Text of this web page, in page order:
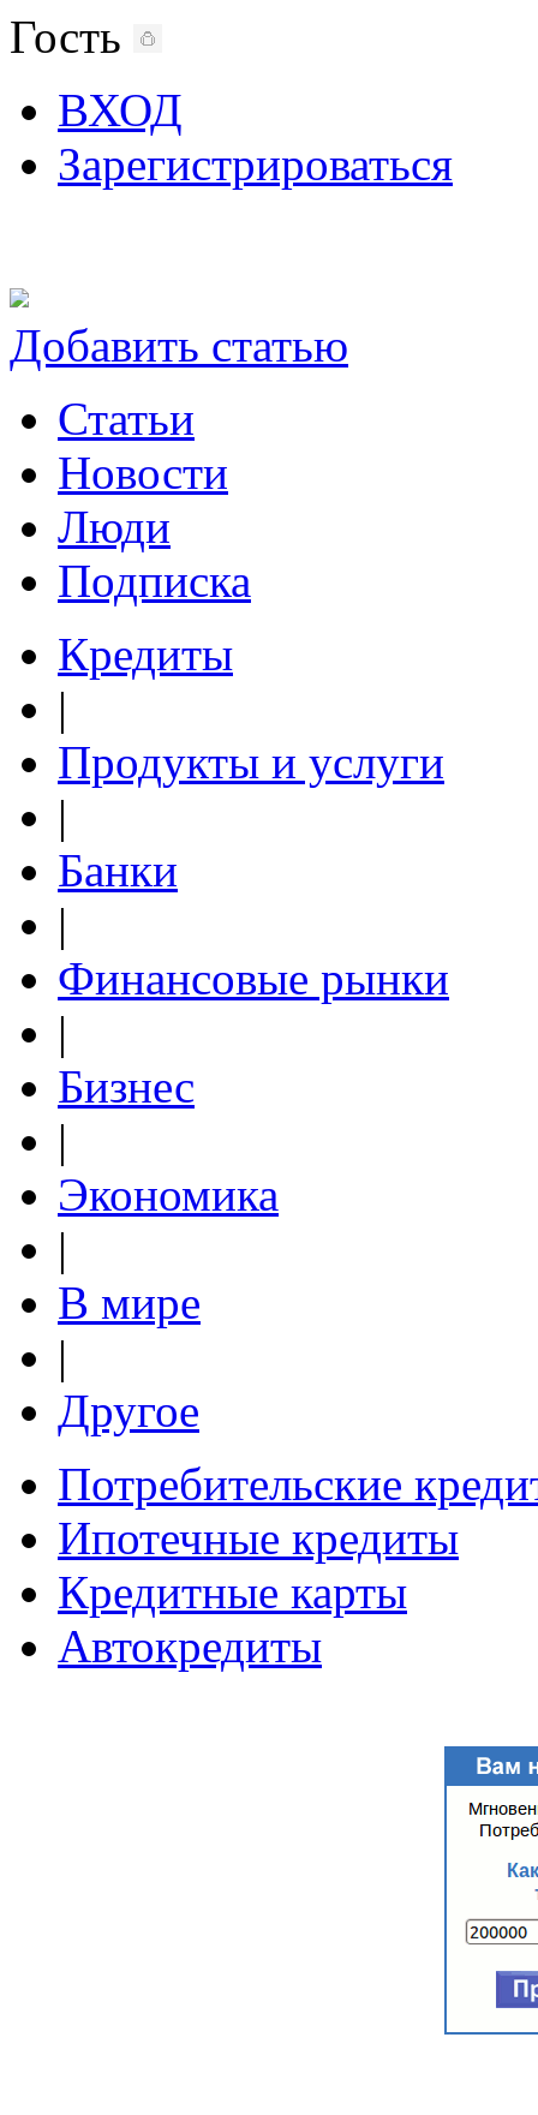
Гость
ВХОД
Зарегистрироваться
Добавить статью
Статьи
Новости
Люди
Подписка
Кредиты
|
Продукты и услуги
|
Банки
|
Финансовые рынки
|
Бизнес
|
Экономика
|
В мире
|
Другое
Потребительские
Ипотечные кредиты
Кредитные карты
Автокредиты